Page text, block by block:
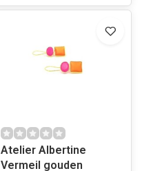
Atelier Albertine
Vermeil gouden